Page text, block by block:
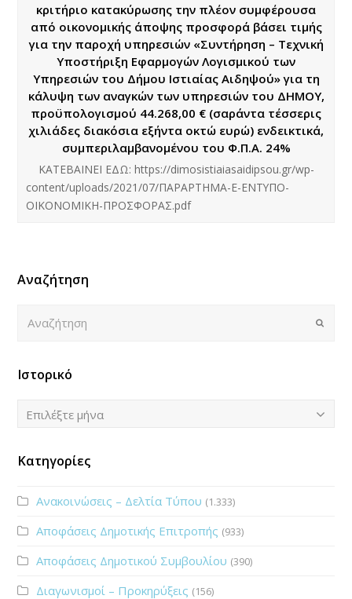
κριτήριο κατακύρωσης την πλέον συμφέρουσα
από οικονομικής άποψης προσφορά βάσει τιμής
για την παροχή υπηρεσιών «Συντήρηση – Τεχνική
Υποστήριξη Εφαρμογών Λογισμικού των
Υπηρεσιών του Δήμου Ιστιαίας Αιδηψού» για τη
κάλυψη των αναγκών των υπηρεσιών του ΔΗΜΟΥ,
προϋπολογισμού 44.268,00 € (σαράντα τέσσερις
χιλιάδες διακόσια εξήντα οκτώ ευρώ) ενδεικτικά,
συμπεριλαμβανομένου του Φ.Π.Α. 24%
ΚΑΤΕΒΑΙΝΕΙ ΕΔΩ: https://dimosistiaiasaidipsou.gr/wp-
content/uploads/2021/07/ΠΑΡΑΡΤΗΜΑ-Ε-ΕΝΤΥΠΟ-
ΟΙΚΟΝΟΜΙΚΗ-ΠΡΟΣΦΟΡΑΣ.pdf
Αναζήτηση
Submit
Ιστορικό
Ιστορικό
Επιλέξτε μήνα
Κατηγορίες
Ανακοινώσεις – Δελτία Τύπου (1.333)
Αποφάσεις Δημοτικής Επιτροπής (933)
Αποφάσεις Δημοτικού Συμβουλίου (390)
Διαγωνισμοί – Προκηρύξεις (156)